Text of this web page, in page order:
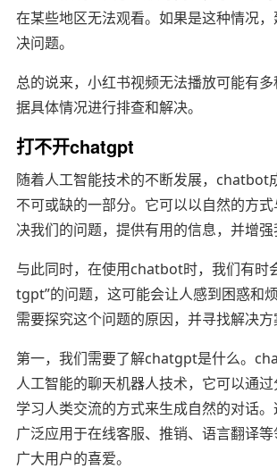
在某些地区无法观看。如果是这种情况
决问题。
总的说来，小红书视频无法播放可能有
据具体情况进行排查和解决。
打不开chatgpt
随着人工智能技术的不断发展，chatbot
不可或缺的一部分。它可以以自然的方
决我们的问题，提供有用的信息，并增强
与此同时，在使用chatbot时，我们有时
tgpt”的问题，这可能会让人感到困惑和
需要探究这个问题的原因，并寻找解决方
第一，我们需要了解chatgpt是什么。
人工智能的聊天机器人技术，它可以通
学习人类交流的方式来生成自然的对话
广泛应用于在线客服、推销、语言翻译
广大用户的喜爱。